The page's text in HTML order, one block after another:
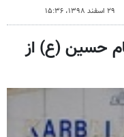
۲۹ اسفند ۱۳۹۸، ۱۵:۳۶
حسین (ع) از